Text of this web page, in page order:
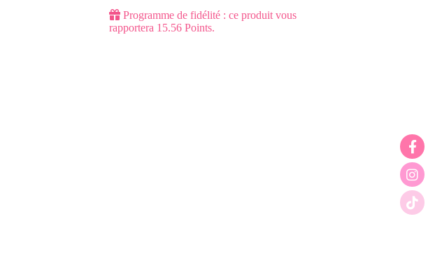
Programme de fidélité : ce produit vous
rapportera 15.56 Points.